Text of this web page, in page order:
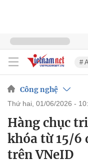
#
Công nghệ
thứ hai, 01/06/2026 -
Hàng chục
khóa từ 15/6
trên VNeID